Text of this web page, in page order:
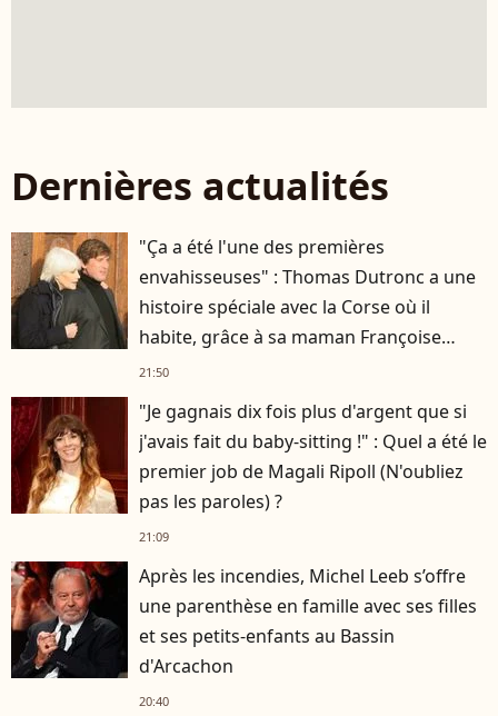
Dernières actualités
"Ça a été l'une des premières
envahisseuses" : Thomas Dutronc a une
histoire spéciale avec la Corse où il
habite, grâce à sa maman Françoise
Hardy
21:50
"Je gagnais dix fois plus d'argent que si
j'avais fait du baby-sitting !" : Quel a été le
premier job de Magali Ripoll (N'oubliez
pas les paroles) ?
21:09
Après les incendies, Michel Leeb s’offre
une parenthèse en famille avec ses filles
et ses petits-enfants au Bassin
d'Arcachon
20:40